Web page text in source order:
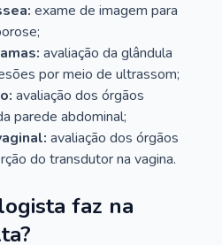
exame de imagem para
avaliação da glândula
por meio de ultrassom;
avaliação dos órgãos
parede abdominal;
avaliação dos órgãos
do transdutor na vagina.
faz na